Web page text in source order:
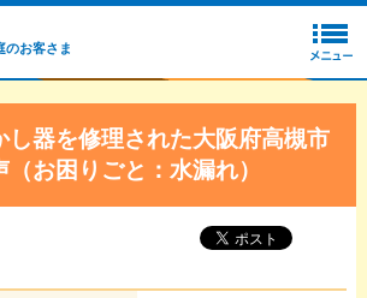
のお客さま
し器を修理された大阪府高槻市
お困りごと：水漏れ）